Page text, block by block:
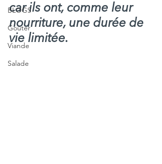
BLOGS
Goûter
Viande
Salade
car ils ont, comme leur
nourriture, une durée de
vie limitée.